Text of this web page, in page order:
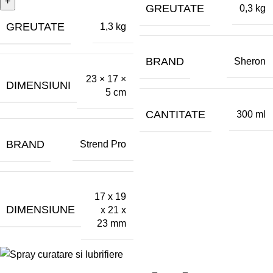
GREUTATE 1,3 kg
DIMENSIUNI
23 × 17 ×
5 cm
BRAND Strend Pro
DIMENSIUNE
17 x 19
x 21 x
23 mm
GREUTATE 0,3 kg
BRAND Sheron
CANTITATE 300 ml